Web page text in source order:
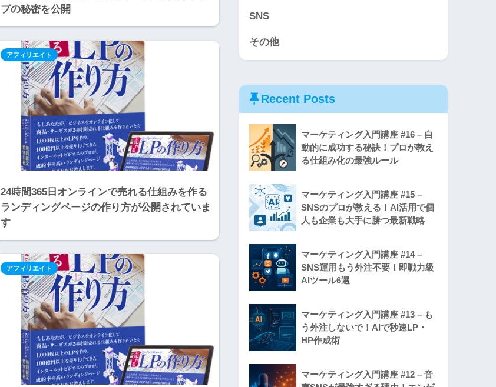
プの秘密を公開
24時間365日オンラインで売れる仕組みを作る
ランディングページの作り方が公開されていま
す
アフィリエイト
アフィリエイト
SNS
その他
Recent Posts
マーケティング入門講座 #16 – 自
動的に成功する秘訣！プロが教え
る仕組み化の最強ルール
マーケティング入門講座 #15 –
SNSのプロが教える！AI活用で個
人も企業も大手に勝つ最新戦略
マーケティング入門講座 #14 –
SNS運用もう外注不要！即戦力級
AIツール6選
マーケティング入門講座 #13 – も
う外注しないで！AIで秒速LP・
HP作成術
マーケティング入門講座 #12 – 音